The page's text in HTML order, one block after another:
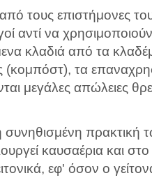
τους επιστήμονες
αντί να
κλαδιά από τα
(κομπόστ), τα
μεγάλες απώλειες
συνηθισμένη πρακτική
καυσαέρια και
εφ' όσον ο